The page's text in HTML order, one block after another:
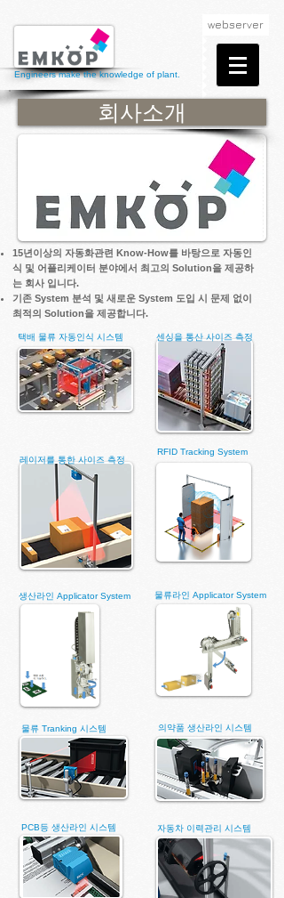
Engineers make the knowledge of plant.
webserver
택배 물류 자동인식 시스템
물류 Tranking 시스템
PCB등 생산라인 시스템
의약품 생산라인 시스템
자동차 이력관리 시스템
센싱을 통산 사이즈 측정
레이저를 통한 사이즈 측정
RFID Tracking System
생산라인 Applicator System
15년이상의 자동화관련 Know-How를 바탕으로 자동인
식 및 어플리케이터 분야에서 최고의 Solution을 제공하
는 회사 입니다.
기존 System 분석 및 새로운 System 도입 시 문제 없이
최적의 Solution을 제공합니다.
물류라인 Applicator System
회사소개